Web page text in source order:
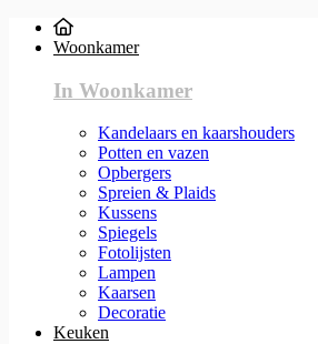
Woonkamer
In Woonkamer
Kandelaars en kaarshouders
Potten en vazen
Opbergers
Spreien & Plaids
Kussens
Spiegels
Fotolijsten
Lampen
Kaarsen
Decoratie
Keuken